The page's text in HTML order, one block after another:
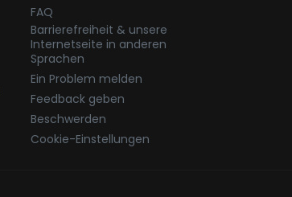
FAQ
Barrierefreiheit & unsere
Internetseite in anderen
Sprachen
Ein Problem melden
Feedback geben
Beschwerden
Cookie-Einstellungen